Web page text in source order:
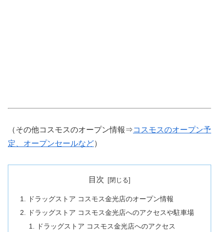
（その他コスモスのオープン情報⇒コスモスのオープン予
定、オープンセールなど）
目次
ドラッグストア コスモス金光店のオープン情報
ドラッグストア コスモス金光店へのアクセスや駐車場
ドラッグストア コスモス金光店へのアクセス